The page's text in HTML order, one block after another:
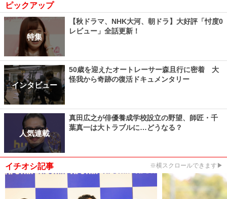
ピックアップ
特集
【秋ドラマ、NHK大河、朝ドラ】大好評「忖度0
レビュー」全話更新！
インタビュー
50歳を迎えたオートレーサー森且行に密着 大
怪我から奇跡の復活ドキュメンタリー
人気連載
真田広之が俳優養成学校設立の野望、師匠・千
葉真一は大トラブルに…どうなる？
イチオシ記事 ※横スクロールできます▶